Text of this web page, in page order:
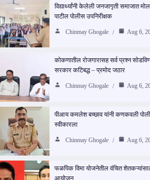
विद्यार्थ्यांनी केलेली जनजागृती समाजात
पाटील पोलीस उपनिरीक्षक
Chinmay Ghogale Aug 6,
कोकणातील रोजगारासह सर्व प्रश्न
सरकार कटिबद्ध – प्रमोद जठार
Chinmay Ghogale Aug 6,
पीआय कमलेश बच्छाव यांनी कणकवली
स्वीकारला
Chinmay Ghogale Aug 6,
फळपिक विमा योजनेतील वंचित
आयोजन